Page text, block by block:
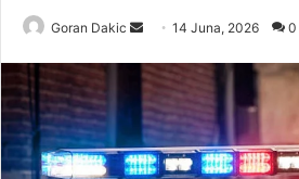
Goran Dakic
n
d
a
n
14 Juna, 2026 0